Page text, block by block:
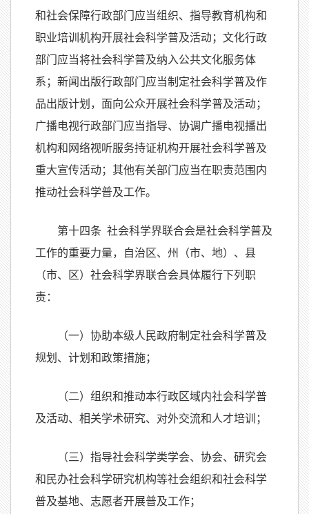
和社会保障行政部门应当组织、指导教育机构和
职业培训机构开展社会科学普及活动；文化行政
部门应当将社会科学普及纳入公共文化服务体
系；新闻出版行政部门应当制定社会科学普及作
品出版计划，面向公众开展社会科学普及活动；
广播电视行政部门应当指导、协调广播电视播出
机构和网络视听服务持证机构开展社会科学普及
重大宣传活动；其他有关部门应当在职责范围内
推动社会科学普及工作。
第十四条 社会科学界联合会是社会科学普及
工作的重要力量，自治区、州（市、地）、县
（市、区）社会科学界联合会具体履行下列职
责：
（一）协助本级人民政府制定社会科学普及
规划、计划和政策措施；
（二）组织和推动本行政区域内社会科学普
及活动、相关学术研究、对外交流和人才培训；
（三）指导社会科学类学会、协会、研究会
和民办社会科学研究机构等社会组织和社会科学
普及基地、志愿者开展普及工作；